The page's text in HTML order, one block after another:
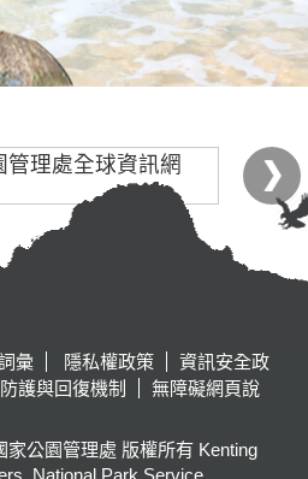
彙 隱私權政策
資訊安全政
防護與回復機制
無障礙網頁說
家公園管理處 版權所有 Kenting
National Park Service,